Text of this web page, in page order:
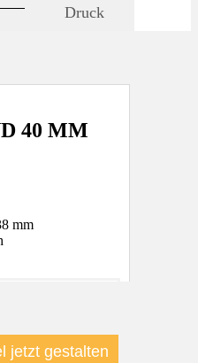
Druck
40 MM
mm
jetzt gestalten